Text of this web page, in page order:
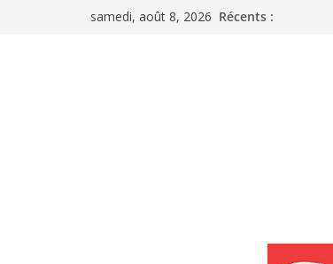
samedi, août 8, 2026 Récents :